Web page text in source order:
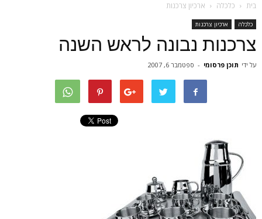
בית כלכלה ארכיון צרכנות
כלכלה ארכיון צרכנות
צרכנות נבונה לראש השנה
על ידי תוכן פרסומי - ספטמבר 6, 2007